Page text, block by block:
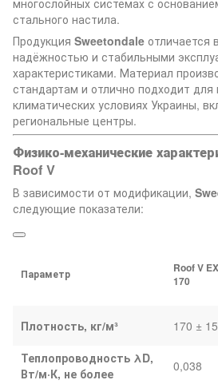
стального настила.
Продукция Sweetondale отличается
надёжностью и стабильными
характеристиками. Материал
стандартам и отлично подходит для
климатических условиях Украины,
региональные центры.
Физико-механические
Roof V
В зависимости от модификации,
следующие показатели:
Параметр
Roof V
170
Плотность, кг/м³ 170 ± 15
Теплопроводность λD,
Вт/м·К, не более
0,038